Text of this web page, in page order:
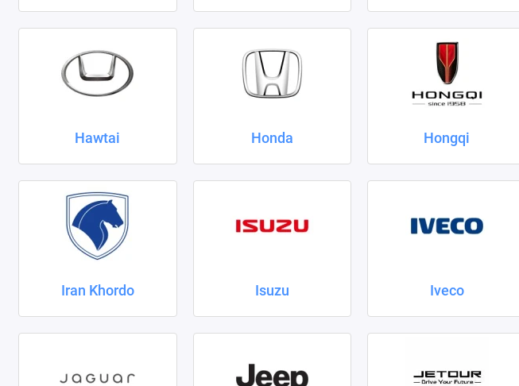
Hawtai Honda Hongqi
Iran Khordo Isuzu Iveco